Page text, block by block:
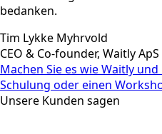
bedanken.
Tim Lykke Myhrvold
CEO & Co-founder, Waitly ApS
Machen Sie es wie Waitly
Schulung oder einen
Unsere Kunden sagen